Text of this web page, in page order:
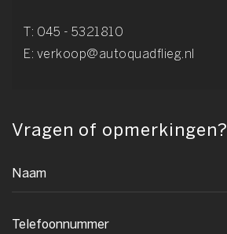
T: 045 - 5321810
E: verkoop@autoquadflieg.nl
Vragen of opmerkingen?